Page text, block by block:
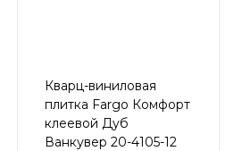
Кварц-виниловая
плитка Fargo Комфорт
клеевой Дуб
Ванкувер 20-4105-12